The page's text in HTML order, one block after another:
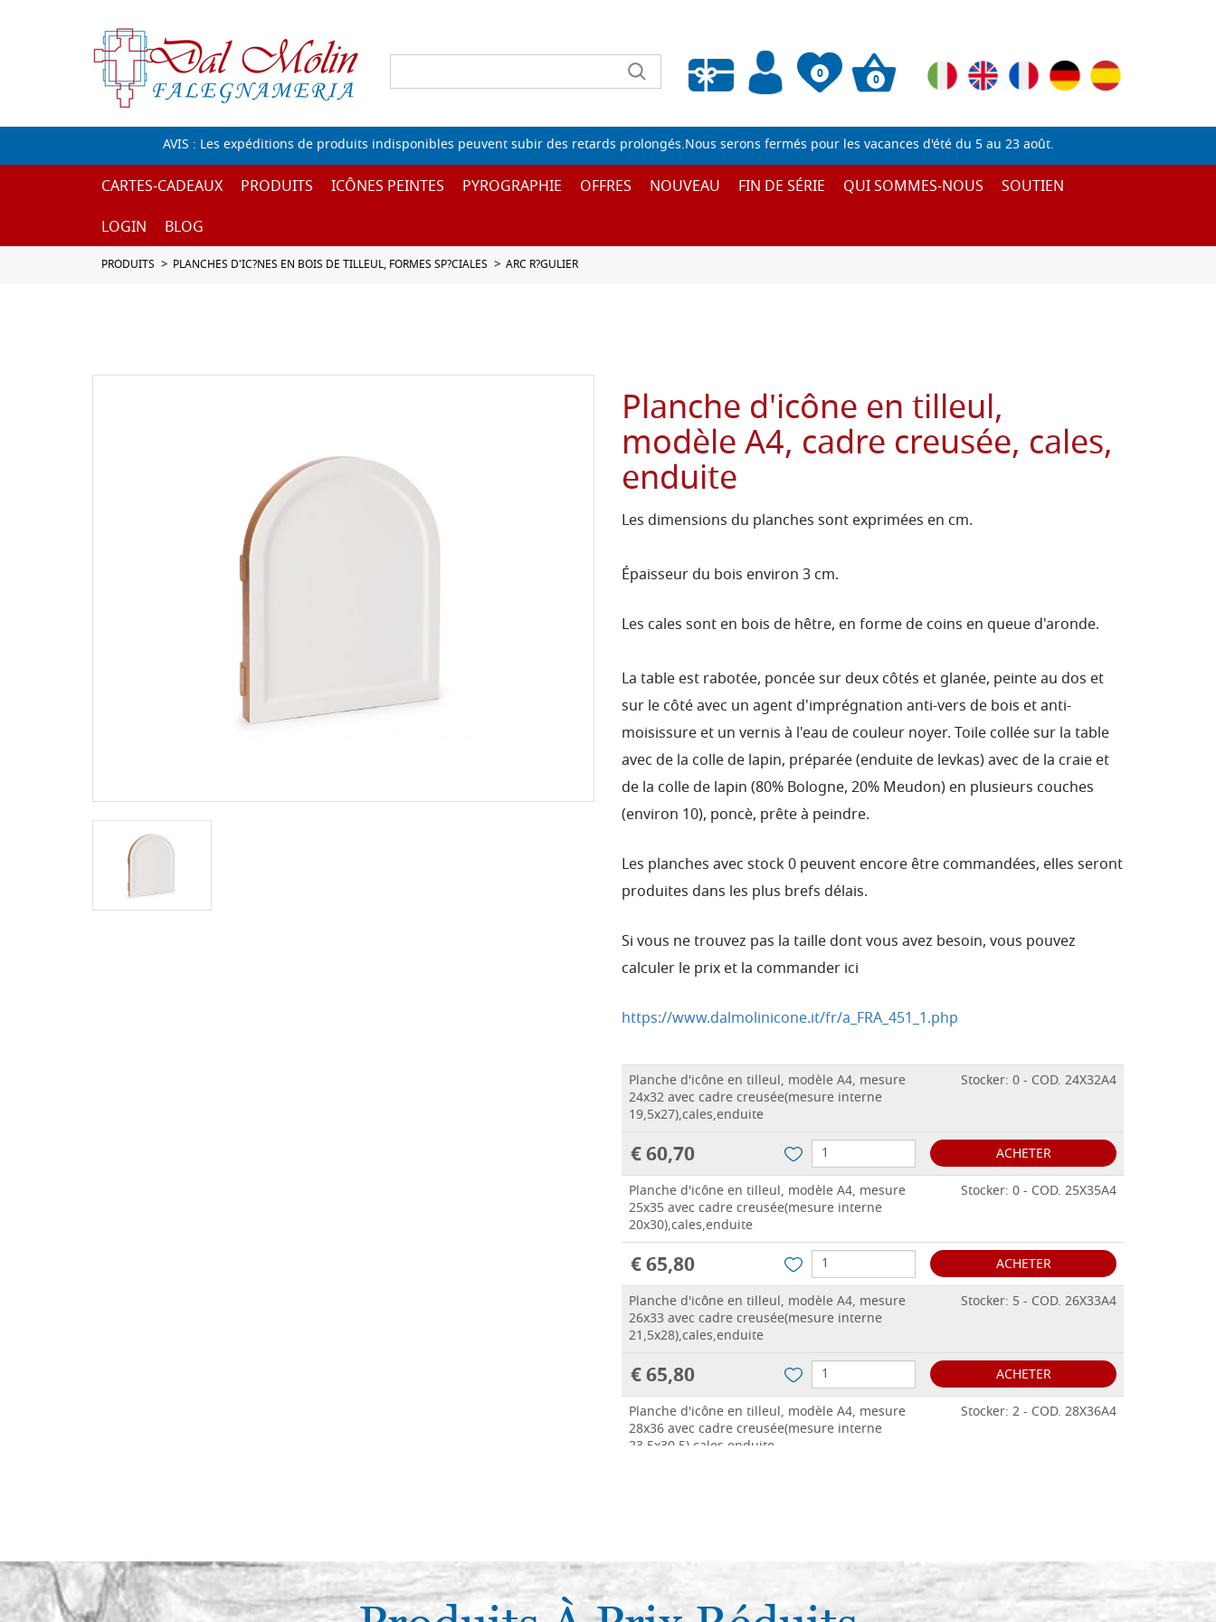
0
Liste de souhaits vide
0
AVIS : Les expéditions de produits indisponibles peuvent subir des retards prolongés.Nous serons fermés pour les vacances d'été du 5 au 23 août.
CARTES-CADEAUX PRODUITS ICÔNES PEINTES PYROGRAPHIE OFFRES NOUVEAU FIN DE SÉRIE QUI SOMMES-NOUS
SOUTIEN
LOGIN
BLOG
PRODUITS PLANCHES D'IC?NES EN BOIS DE TILLEUL, FORMES SP?CIALES ARC R?GULIER
Planche d'icône en tilleul,
modèle A4, cadre creusée, cales,
enduite
Les dimensions du planches sont exprimées en cm.
Épaisseur du bois environ 3 cm.
Les cales sont en bois de hêtre, en forme de coins en queue d'aronde.
La table est rabotée, poncée sur deux côtés et glanée, peinte au dos et
sur le côté avec un agent d'imprégnation anti-vers de bois et anti-
moisissure et un vernis à l'eau de couleur noyer.Toile collée sur la table
avec de la colle de lapin, préparée (enduite de levkas) avec de la craie et
de la colle de lapin (80% Bologne, 20% Meudon) en plusieurs couches
(environ 10), poncè, prête à peindre.
Les planches avec stock 0 peuvent encore être commandées, elles seront
produites dans les plus brefs délais.
Si vous ne trouvez pas la taille dont vous avez besoin, vous pouvez
calculer le prix et la commander ici
https://www.dalmolinicone.it/fr/a_FRA_451_1.php
Planche d'icône en tilleul, modèle A4, mesure
24x32 avec cadre creusée(mesure interne
19,5x27),cales,enduite
Stocker: 0 - COD. 24X32A4
€ 60,70
ACHETER
Planche d'icône en tilleul, modèle A4, mesure
25x35 avec cadre creusée(mesure interne
20x30),cales,enduite
Stocker: 0 - COD. 25X35A4
€ 65,80
ACHETER
Planche d'icône en tilleul, modèle A4, mesure
26x33 avec cadre creusée(mesure interne
21,5x28),cales,enduite
Stocker: 5 - COD. 26X33A4
€ 65,80
ACHETER
Planche d'icône en tilleul, modèle A4, mesure
28x36 avec cadre creusée(mesure interne
23,5x30,5),cales,enduite
Stocker: 2 - COD. 28X36A4
€ 77,20
ACHETER